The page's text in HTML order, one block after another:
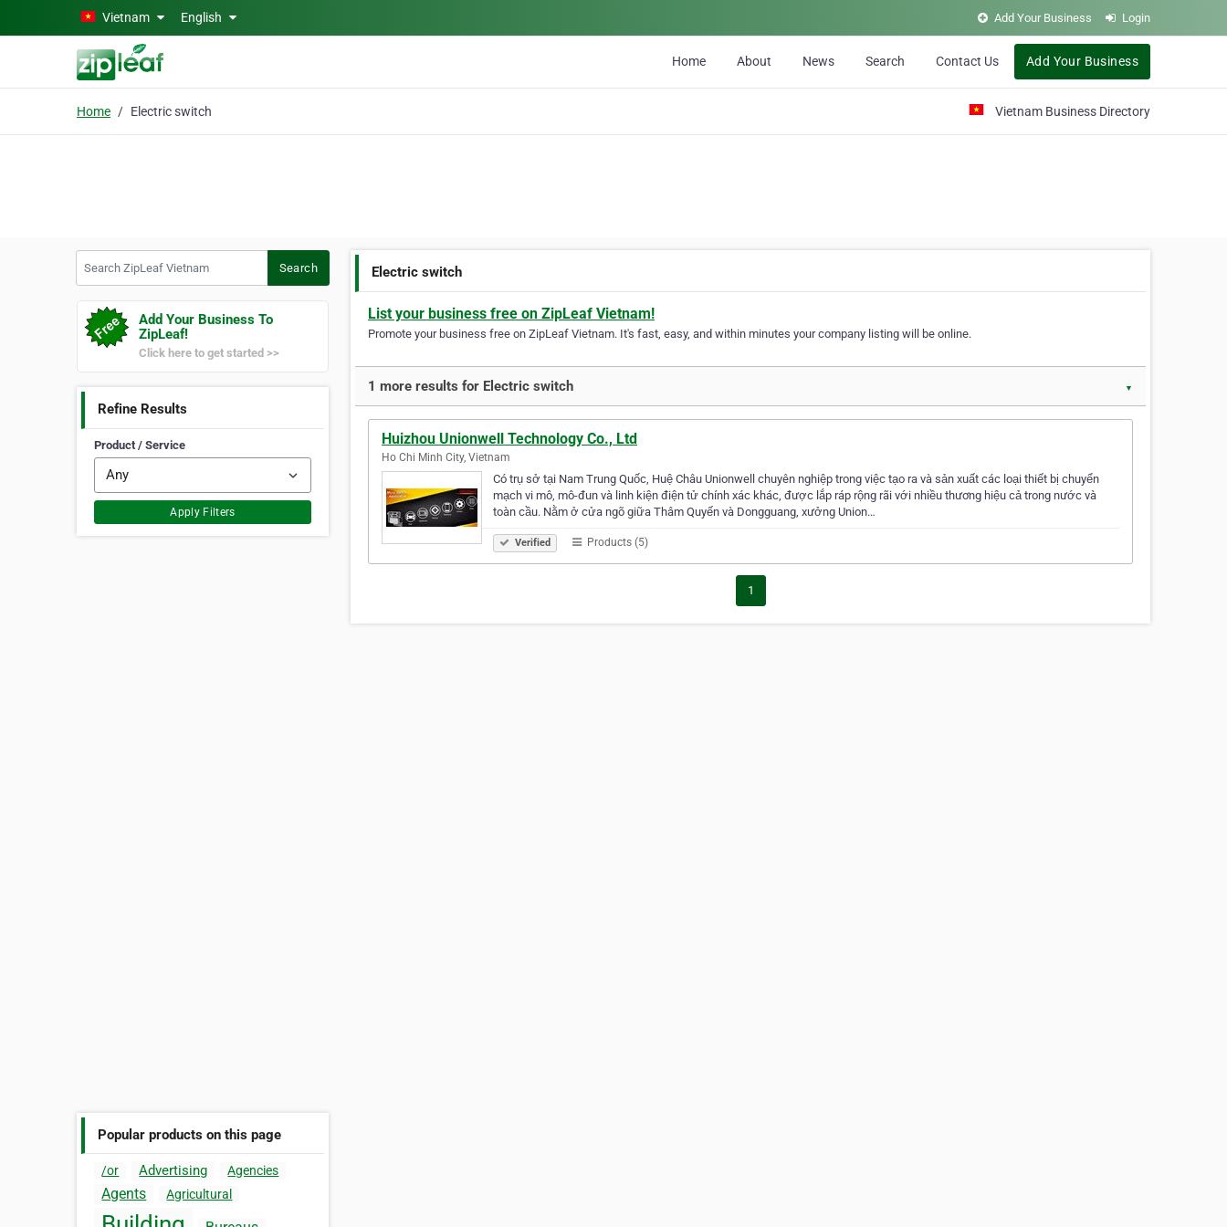
Skip to main contentVietnam English Add Your Business Login
Home About News Search Contact Us Add Your Business
Home Electric switch Vietnam Business Directory
Search
Add Your Business To
ZipLeaf!
Click here to get started >>
Refine Results
Product / Service
Apply Filters
Popular products on this page
/or Advertising Agencies
Agents Agricultural
Electric switch
List your business free on ZipLeaf Vietnam!
Promote your business free on ZipLeaf Vietnam. It's fast, easy, and within minutes your company listing will be online.
1 more results for Electric switch ▼
Huizhou Unionwell Technology Co., Ltd
Ho Chi Minh City, Vietnam
Có trụ sở tại Nam Trung Quốc, Huệ Châu Unionwell chuyên nghiệp trong việc tạo ra và sản xuất các loại thiết bị chuyển
mạch vi mô, mô-đun và linh kiện điện tử chính xác khác, được lắp ráp rộng rãi với nhiều thương hiệu cả trong nước và
toàn cầu. Nằm ở cửa ngõ giữa Thâm Quyến và Dongguang, xưởng Union…
Verified Products (5)
1